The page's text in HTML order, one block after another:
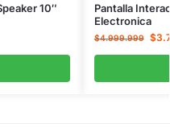
10″
Pantalla
Electronica
$4.999.999 $